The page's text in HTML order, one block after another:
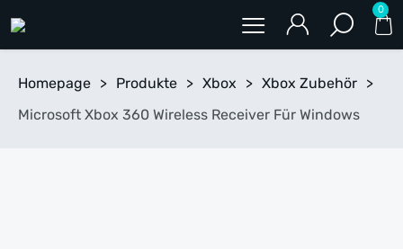
0
Homepage > Produkte > Xbox > Xbox Zubehör >
Microsoft Xbox 360 Wireless Receiver Für Windows